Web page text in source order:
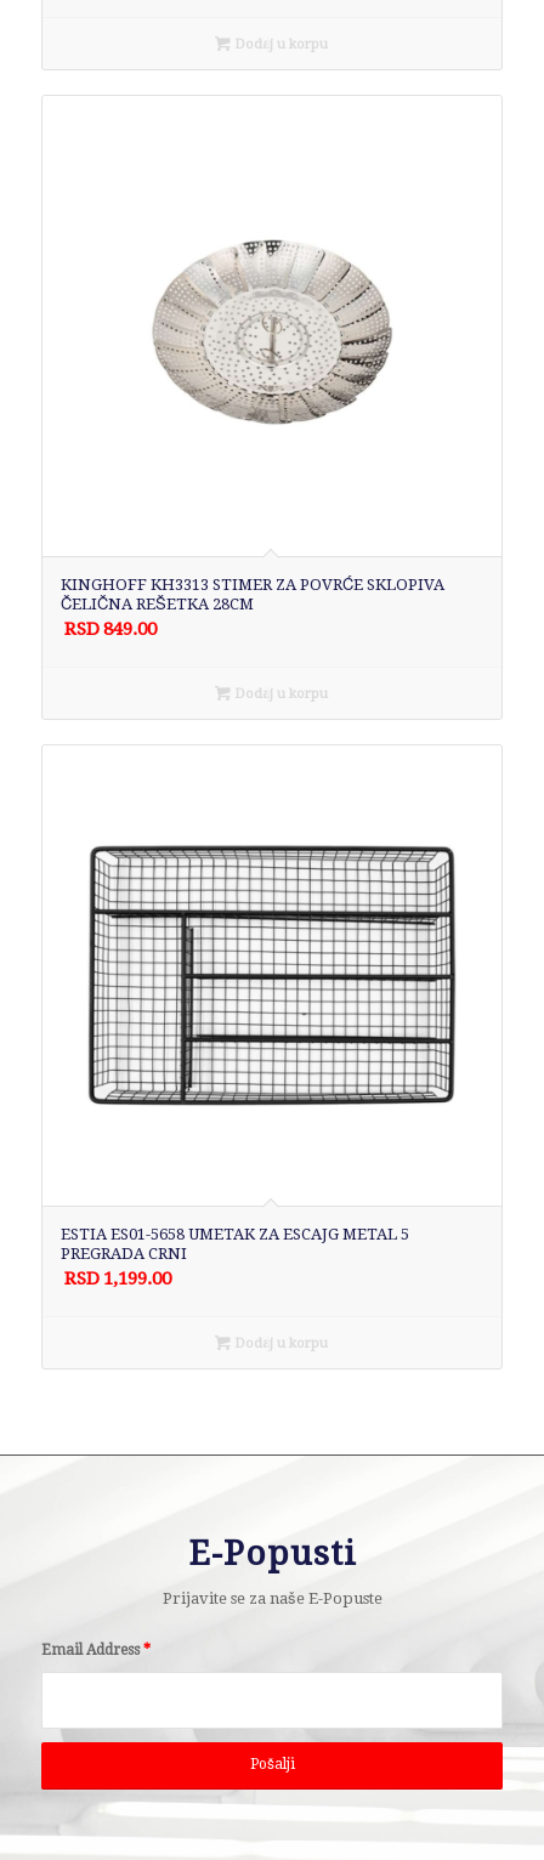
Dodaj u korpu
KINGHOFF KH3313 STIMER ZA POVRĆE SKLOPIVA
ČELIČNA REŠETKA 28CM
RSD849.00
Dodaj u korpu
ESTIA ES01-5658 UMETAK ZA ESCAJG METAL 5
PREGRADA CRNI
RSD 1,199.00
Dodaj u korpu
E-Popusti
Prijavite se za naše E-Popuste
Email Address*